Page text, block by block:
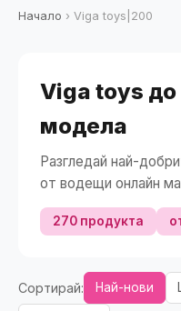
Начало › Viga toys|200
Viga toys
модела
Разгледай най-
от водещи онлайн
270 продукта
Сортирай: Най-нови